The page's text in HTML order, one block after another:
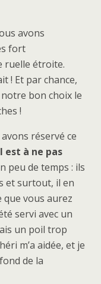
avons
fort
ruelle étroite.
! Et par chance,
bon choix le
!
réservé ce
est à ne pas
peu de temps : ils
et surtout, il en
vous aurez
servi avec un
un poil trop
m’a aidée, et je
de la